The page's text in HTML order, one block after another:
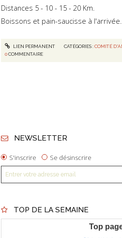
Distances 5 - 10 - 15 - 20 Km.
Boissons et pain-saucisse à l'arrivée.
LIEN PERMANENT CATÉGORIES :COMITÉ
0COMMENTAIRE
NEWSLETTER
S'inscrire Se désinscrire
TOP DE LA SEMAINE